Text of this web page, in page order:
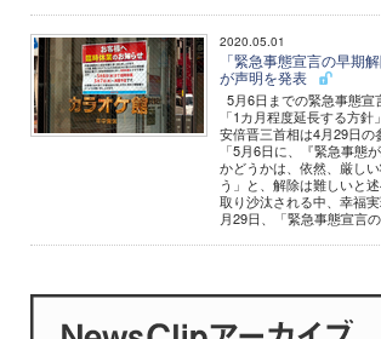
2020.05.01
「緊急事態宣言の早期
が声明を発表
5月6日までの緊急事態
「1カ月程度延長する方針
安倍晋三首相は4月29日の
「5月6日に、『緊急事態
かどうかは、依然、厳し
う」と、解除は難しいと
取り沙汰される中、幸福
月29日、「緊急事態宣言